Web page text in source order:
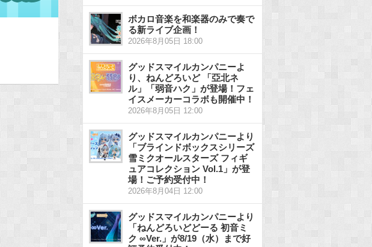
ボカロ音楽を和楽器のみで奏で
る新ライブ企画！
2026年8月05日 18:00
グッドスマイルカンパニーよ
り、ねんどろいど 「亞北ネ
ル」「弱音ハク」が登場！フェ
イスメーカーコラボも開催中！
2026年8月05日 12:00
グッドスマイルカンパニーより
「ブラインドボックスシリーズ
雪ミクオールスターズ フィギ
ュアコレクション Vol.1」が登
場！ご予約受付中！
2026年8月04日 12:00
グッドスマイルカンパニーより
「ねんどろいどどーる 初音ミ
ク ∞Ver.」が8/19（水）まで好